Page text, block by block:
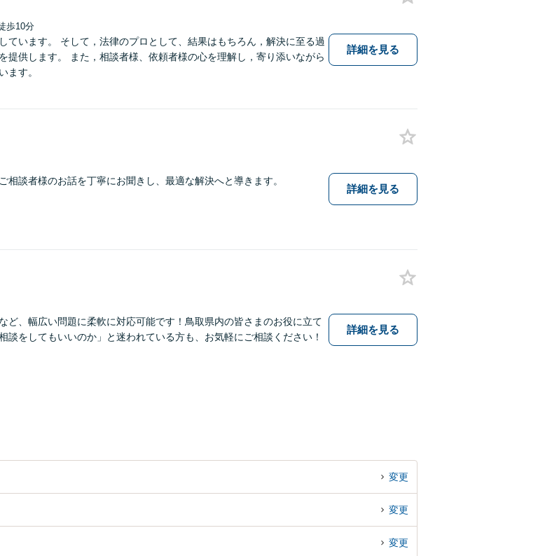
歩10分
ています。 そして，法律のプロとして、結果はもちろん，解決に至る過
提供します。 また，相談者様、依頼者様の心を理解し，寄り添いながら
ます。
詳細を見る
相談者様のお話を丁寧にお聞きし、最適な解決へと導きます。
詳細を見る
ど、幅広い問題に柔軟に対応可能です！鳥取県内の皆さまのお役に立て
談をしてもいいのか」と迷われている方も、お気軽にご相談ください！
詳細を見る
変更
変更
変更